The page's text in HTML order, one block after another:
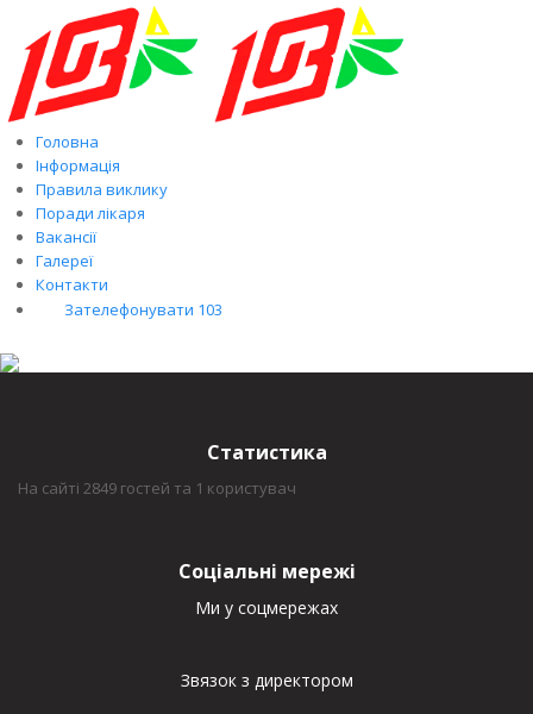
Головна
Інформація
Правила виклику
Поради лікаря
Вакансії
Галереї
Контакти
Зателефонувати 103
Статистика
На сайті 2849 гостей та 1 користувач
Соціальні мережі
Ми у соцмережах
Звязок з директором